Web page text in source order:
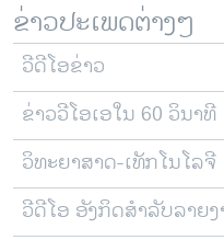
ສຽງ
ລາຍການກະຈາຍສຽງ
ລາຍງານ
ຕິດຕາມພວກເຮົາ ທີ່
ພາສາຕ່າງໆ
ຂ່າວປະເພດຕ່າງໆ
ວີດີໂອຂ່າວ
ຂ່າວວີໂອເອໃນ 60 ວິນາທີ
ວິທະຍາສາດ-ເທັກໂນໂລຈີ
ວີດີໂອ ອັງກິດສຳລັບລາຍງ